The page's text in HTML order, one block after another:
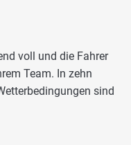
voll und die Fahrer
Team. In zehn
sind